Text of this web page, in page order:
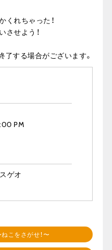
くれちゃった！
させよう！
する場合がございます。
PM
ゲオ
こをさがせ！〜